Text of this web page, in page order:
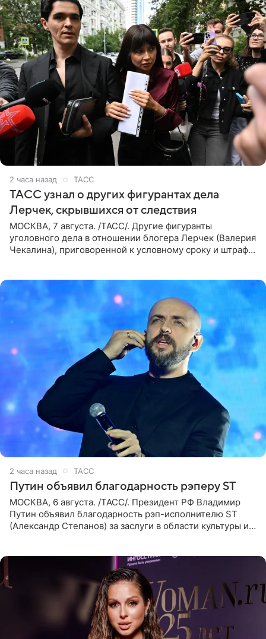
2 часа назад ТАСС
ТАСС узнал о других фигурантах дела
Лерчек, скрывшихся от следствия
МОСКВА, 7 августа. /ТАСС/. Другие фигуранты
уголовного дела в отношении блогера Лерчек (Валерия
Чекалина), приговоренной к условному сроку и штрафу,
2 часа назад ТАСС
Путин объявил благодарность рэперу ST
МОСКВА, 6 августа. /ТАСС/. Президент РФ Владимир
Путин объявил благодарность рэп-исполнителю ST
(Александр Степанов) за заслуги в области культуры и